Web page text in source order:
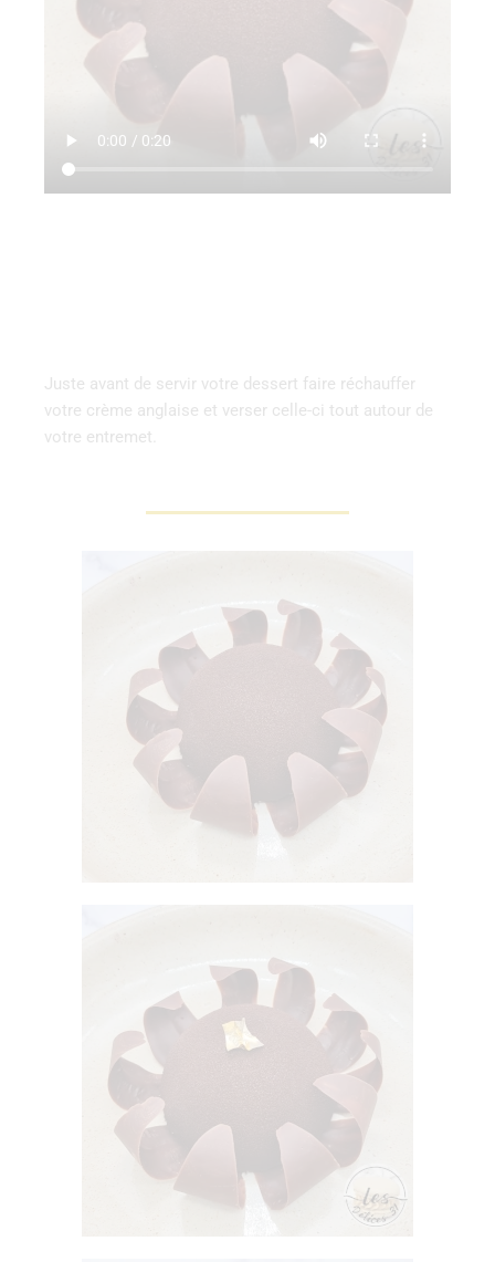
Juste avant de servir votre dessert faire réchauffer
votre crème anglaise et verser celle-ci tout autour de
votre entremet.